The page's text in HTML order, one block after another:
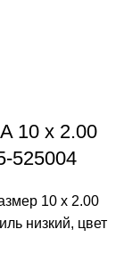
10 x 2.00
525004
10 x 2.00
низкий, цвет